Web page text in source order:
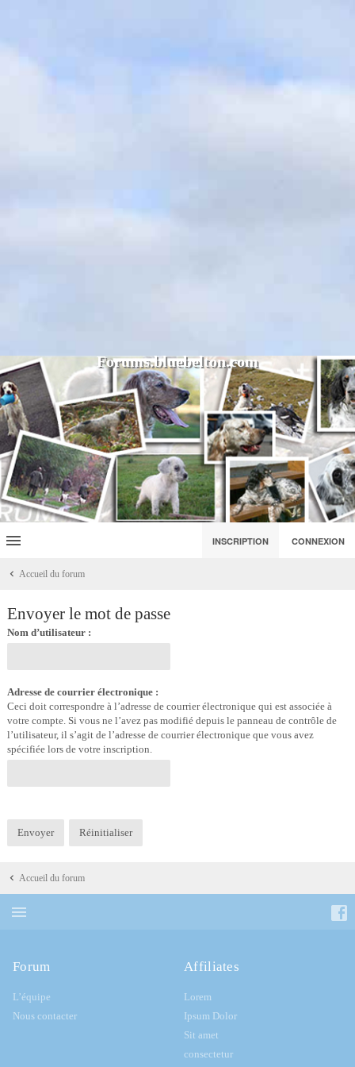
Forums.bluebelton.com
INSCRIPTION CONNEXION
Accueil du forum
Envoyer le mot de passe
Nom d’utilisateur :
Adresse de courrier électronique :
Ceci doit correspondre à l’adresse de courrier électronique qui est associée à
votre compte. Si vous ne l’avez pas modifié depuis le panneau de contrôle de
l’utilisateur, il s’agit de l’adresse de courrier électronique que vous avez
spécifiée lors de votre inscription.
Accueil du forum
Forum
L’équipe
Nous contacter
Affiliates
Lorem
Ipsum Dolor
Sit amet
consectetur